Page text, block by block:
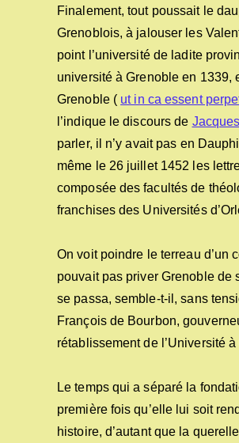
Finalement, tout poussait le
Grenoblois, à jalouser les
point l’université de ladite
université à Grenoble en 1339,
Grenoble ( ut in ca essent
l’indique le discours de
parler, il n’y avait pas en
même le 26 juillet 1452 les
composée des facultés de
franchises des Universités
On voit poindre le terreau d’un
pouvait pas priver Grenoble de
se passa, semble-t-il, sans
François de Bourbon,
rétablissement de l’Université
Le temps qui a séparé la
première fois qu’elle lui soit
histoire, d’autant que la